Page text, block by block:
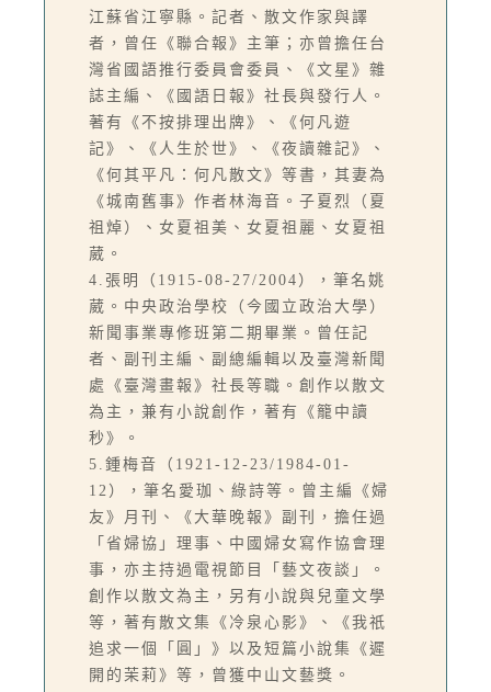
江蘇省江寧縣。記者、散文作家與譯
者，曾任《聯合報》主筆；亦曾擔任台
灣省國語推行委員會委員、《文星》雜
誌主編、《國語日報》社長與發行人。
著有《不按排理出牌》、《何凡遊
記》、《人生於世》、《夜讀雜記》、
《何其平凡：何凡散文》等書，其妻為
《城南舊事》作者林海音。子夏烈（夏
祖焯）、女夏祖美、女夏祖麗、女夏祖
葳。
4.張明（1915-08-27/2004），筆名姚
葳。中央政治學校（今國立政治大學）
新聞事業專修班第二期畢業。曾任記
者、副刊主編、副總編輯以及臺灣新聞
處《臺灣畫報》社長等職。創作以散文
為主，兼有小說創作，著有《籠中讀
秒》。
5.鍾梅音（1921-12-23/1984-01-
12），筆名愛珈、綠詩等。曾主編《婦
友》月刊、《大華晚報》副刊，擔任過
「省婦協」理事、中國婦女寫作協會理
事，亦主持過電視節目「藝文夜談」。
創作以散文為主，另有小說與兒童文學
等，著有散文集《冷泉心影》、《我祇
追求一個「圓」》以及短篇小說集《遲
開的茉莉》等，曾獲中山文藝獎。